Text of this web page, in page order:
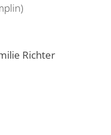
Richter